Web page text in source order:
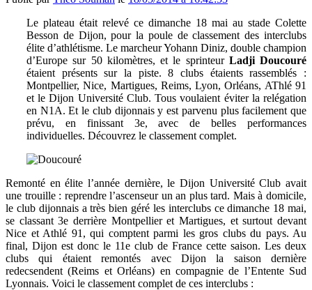
Le plateau était relevé ce dimanche 18 mai au stade Colette
Besson de Dijon, pour la poule de classement des interclubs
élite d’athlétisme. Le marcheur Yohann Diniz, double champion
d’Europe sur 50 kilomètres, et le sprinteur Ladji Doucouré
étaient présents sur la piste. 8 clubs étaients rassemblés :
Montpellier, Nice, Martigues, Reims, Lyon, Orléans, AThlé 91
et le Dijon Université Club. Tous voulaient éviter la relégation
en N1A. Et le club dijonnais y est parvenu plus facilement que
prévu, en finissant 3e, avec de belles performances
individuelles. Découvrez le classement complet.
Remonté en élite l’année dernière, le Dijon Université Club avait
une trouille : reprendre l’ascenseur un an plus tard. Mais à domicile,
le club dijonnais a très bien géré les interclubs ce dimanche 18 mai,
se classant 3e derrière Montpellier et Martigues, et surtout devant
Nice et Athlé 91, qui comptent parmi les gros clubs du pays. Au
final, Dijon est donc le 11e club de France cette saison. Les deux
clubs qui étaient remontés avec Dijon la saison dernière
redecsendent (Reims et Orléans) en compagnie de l’Entente Sud
Lyonnais. Voici le classement complet de ces interclubs :